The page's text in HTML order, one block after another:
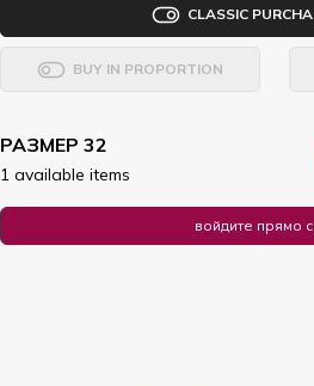
CLASSIC
BUY IN PROPORTION
РАЗМЕР 32
1 available items
войдите прямо